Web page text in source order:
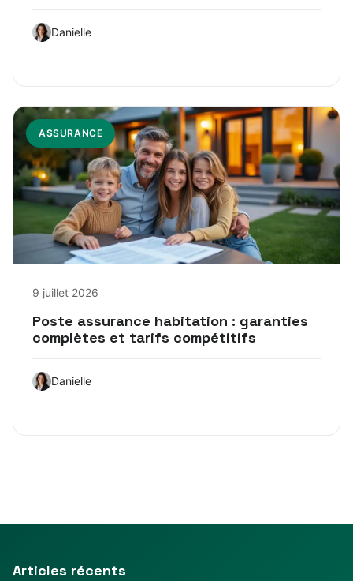
Danielle
ASSURANCE
9 juillet 2026
Poste assurance habitation : garanties
complètes et tarifs compétitifs
Danielle
Articles récents